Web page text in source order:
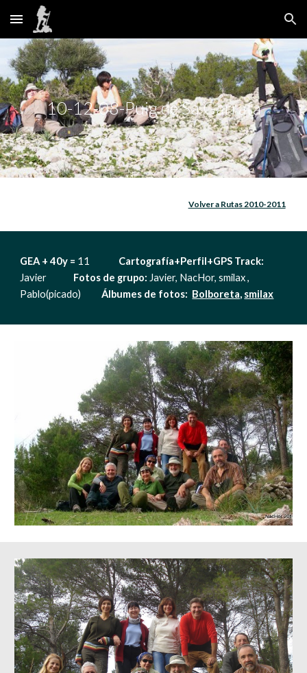
Skip to main content Skip to navigation
10-12-08-Puig de Sa Garrafa
Volver a Rutas 2010-2011
GEA + 40y = 11
Javier Fotos de grupo: Javier, NacHor, smilax ,
Pablo(picado)
  Álbumes de fotos:
Bolboreta, smilax